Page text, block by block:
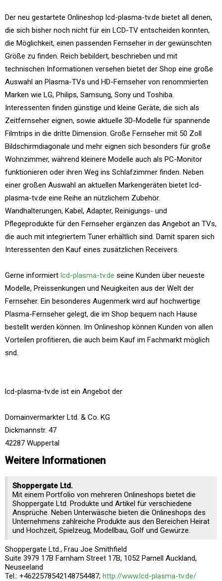
Der neu gestartete Onlineshop lcd-plasma-tv.de bietet all denen,
die sich bisher noch nicht für ein LCD-TV entscheiden konnten,
die Möglichkeit, einen passenden Fernseher in der gewünschten
Größe zu finden. Reich bebildert, beschrieben und mit
technischen Informationen versehen bietet der Shop eine große
Auswahl an Plasma-TVs und HD-Fernseher von renommierten
Marken wie LG, Philips, Samsung, Sony und Toshiba.
Interessenten finden günstige und kleine Geräte, die sich als
Zeitfernseher eignen, sowie aktuelle 3D-Modelle für spannende
Filmtrips in die dritte Dimension. Große Fernseher mit 50 Zoll
Bildschirmdiagonale und mehr eignen sich besonders für große
Wohnzimmer, während kleinere Modelle auch als PC-Monitor
funktionieren oder ihren Weg ins Schlafzimmer finden. Neben
einer großen Auswahl an aktuellen Markengeräten bietet lcd-
plasma-tv.de eine Reihe an nützlichem Zubehör.
Wandhalterungen, Kabel, Adapter, Reinigungs- und
Pflegeprodukte für den Fernseher ergänzen das Angebot an TVs,
die auch mit integriertem Tuner erhältlich sind. Damit sparen sich
Interessenten den Kauf eines zusätzlichen Receivers.
Gerne informiert lcd-plasma-tv.de seine Kunden über neueste
Modelle, Preissenkungen und Neuigkeiten aus der Welt der
Fernseher. Ein besonderes Augenmerk wird auf hochwertige
Plasma-Fernseher gelegt, die im Shop bequem nach Hause
bestellt werden können. Im Onlineshop können Kunden von allen
Vorteilen profitieren, die auch beim Kauf im Fachmarkt möglich
snd.
lcd-plasma-tv.de ist ein Angebot der
Domainvermarkter Ltd. & Co. KG
Dickmannstr. 47
42287 Wuppertal
Weitere Informationen
Shoppergate Ltd.
Mit einem Portfolio von mehreren Onlineshops bietet die
Shoppergate Ltd. Produkte und Artikel für verschiedene
Ansprüche. Neben Unterwäsche bieten die Onlineshops des
Unternehmens zahlreiche Produkte aus den Bereichen Heirat
und Hochzeit, Spielzeug, Modellbau, Golf und Gewürze.
Shoppergate Ltd., Frau Joe Smithfield
Suite 3979 17B Farnham Street 17B, 1052 Parnell Auckland,
Neuseeland
Tel.: +4622578542148754487; http://www.lcd-plasma-tv.de/